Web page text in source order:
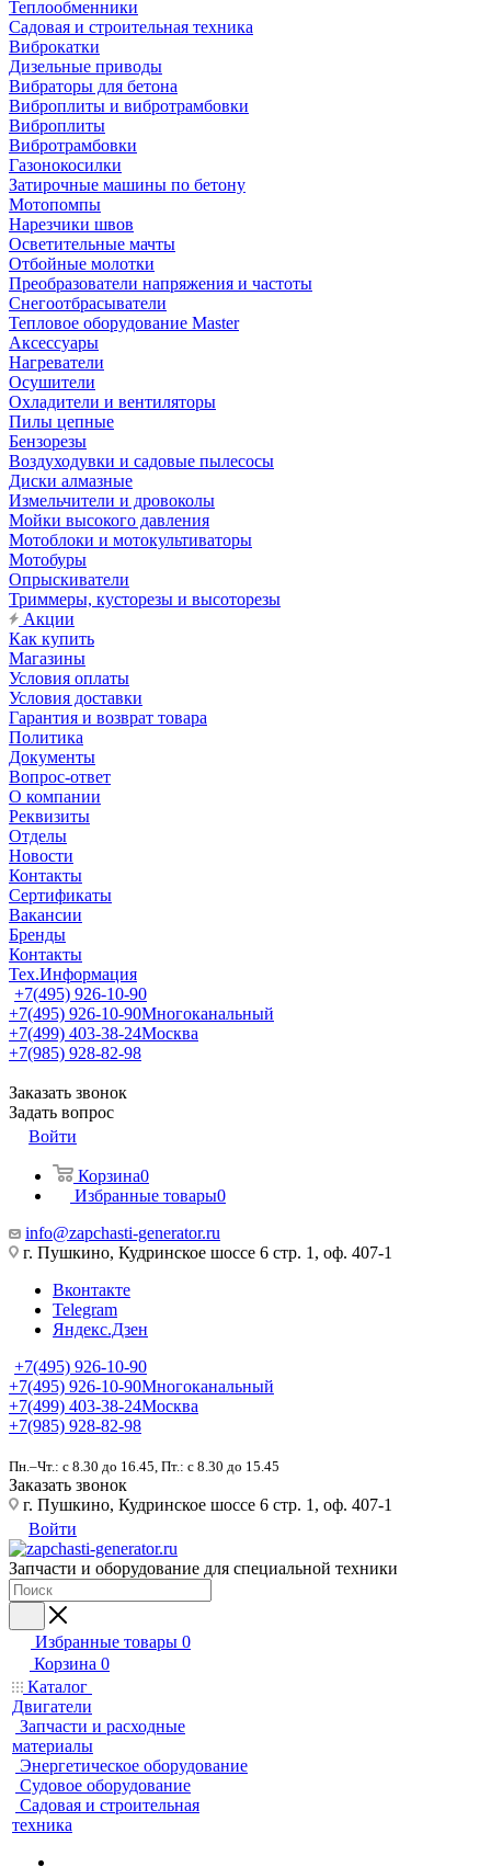
Теплообменники
Садовая и строительная техника
Виброкатки
Дизельные приводы
Вибраторы для бетона
Виброплиты и вибротрамбовки
Виброплиты
Вибротрамбовки
Газонокосилки
Затирочные машины по бетону
Мотопомпы
Нарезчики швов
Осветительные мачты
Отбойные молотки
Преобразователи напряжения и частоты
Снегоотбрасыватели
Тепловое оборудование Master
Аксессуары
Нагреватели
Осушители
Охладители и вентиляторы
Пилы цепные
Бензорезы
Воздуходувки и садовые пылесосы
Диски алмазные
Измельчители и дровоколы
Мойки высокого давления
Мотоблоки и мотокультиваторы
Мотобуры
Опрыскиватели
Триммеры, кусторезы и высоторезы
Акции
Как купить
Магазины
Условия оплаты
Условия доставки
Гарантия и возврат товара
Политика
Документы
Вопрос-ответ
О компании
Реквизиты
Отделы
Новости
Контакты
Сертификаты
Вакансии
Бренды
Контакты
Тех.Информация
+7(495) 926-10-90
+7(495) 926-10-90Многоканальный
+7(499) 403-38-24Москва
+7(985) 928-82-98
Заказать звонок
Задать вопрос
Войти
Корзина0
Избранные товары0
info@zapchasti-generator.ru
г. Пушкино, Кудринское шоссе 6 стр. 1, оф. 407-1
Вконтакте
Telegram
Яндекс.Дзен
+7(495) 926-10-90
+7(495) 926-10-90Многоканальный
+7(499) 403-38-24Москва
+7(985) 928-82-98
Пн.–Чт.: с 8.30 до 16.45, Пт.: с 8.30 до 15.45
Заказать звонок
г. Пушкино, Кудринское шоссе 6 стр. 1, оф. 407-1
Войти
Запчасти и оборудование для специальной техники
Избранные товары 0
Корзина 0
Каталог
Двигатели
Запчасти и расходные
материалы
Энергетическое оборудование
Судовое оборудование
Садовая и строительная
техника